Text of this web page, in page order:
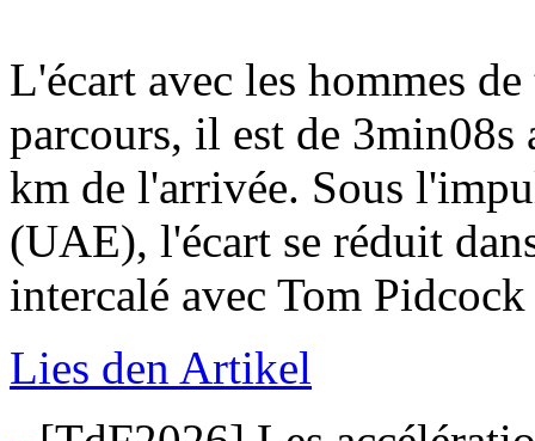
L'écart avec les hommes
parcours, il est de
km de l'arrivée. Sous
(UAE), l'écart se réduit
intercalé avec Tom
Lies den Artikel